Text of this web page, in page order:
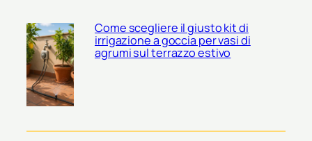
Come scegliere il giusto kit di
irrigazione a goccia per vasi di
agrumi sul terrazzo estivo